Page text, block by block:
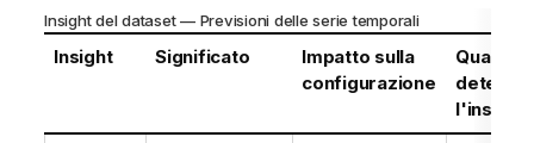
Insight del dataset — Previsioni delle serie temporali
Insight Significato
Impatto sulla
configurazione
Quando
l'insight